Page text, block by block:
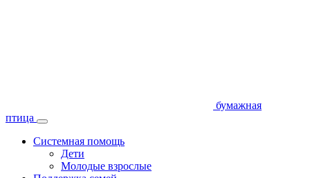
бумажная
птица
Системная помощь
Дети
Молодые взрослые